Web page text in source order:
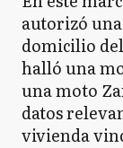
autorizó
domicilio
halló una
una moto
datos
vivienda